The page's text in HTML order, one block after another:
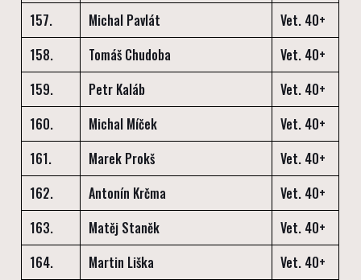
157.
Michal Pavlát
Vet. 40+
158.
Tomáš Chudoba
Vet. 40+
159.
Petr Kaláb
Vet. 40+
160.
Michal Míček
Vet. 40+
161.
Marek Prokš
Vet. 40+
162.
Antonín Krčma
Vet. 40+
163.
Matěj Staněk
Vet. 40+
164.
Martin Liška
Vet. 40+